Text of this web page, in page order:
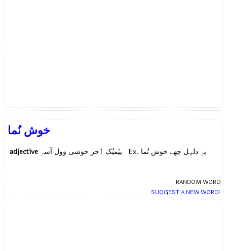
خوش نُما
adjective ییٚمیُک ٲخر خوشی وول آسہِ Ex. یہِ دلیٖل چھے خوش نُما
RANDOM WORD
SUGGEST A NEW WORD!